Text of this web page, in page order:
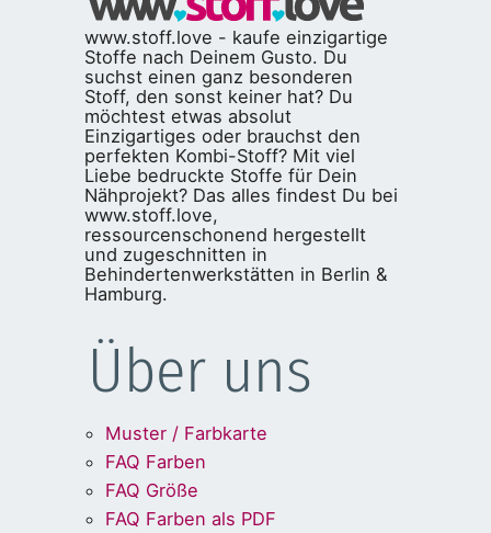
www.stoff.love - kaufe einzigartige
Stoffe nach Deinem Gusto. Du
suchst einen ganz besonderen
Stoff, den sonst keiner hat? Du
möchtest etwas absolut
Einzigartiges oder brauchst den
perfekten Kombi-Stoff? Mit viel
Liebe bedruckte Stoffe für Dein
Nähprojekt? Das alles findest Du bei
www.stoff.love,
ressourcenschonend hergestellt
und zugeschnitten in
Behindertenwerkstätten in Berlin &
Hamburg.
Über uns
Muster / Farbkarte
FAQ Farben
FAQ Größe
FAQ Farben als PDF